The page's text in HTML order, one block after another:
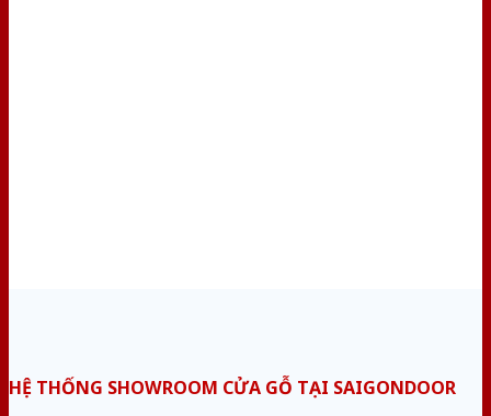
HỆ THỐNG SHOWROOM CỬA GỖ TẠI SAIGONDOOR